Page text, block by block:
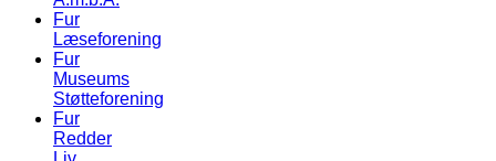
Fur
Læseforening
Fur
Museums
Støtteforening
Fur
Redder